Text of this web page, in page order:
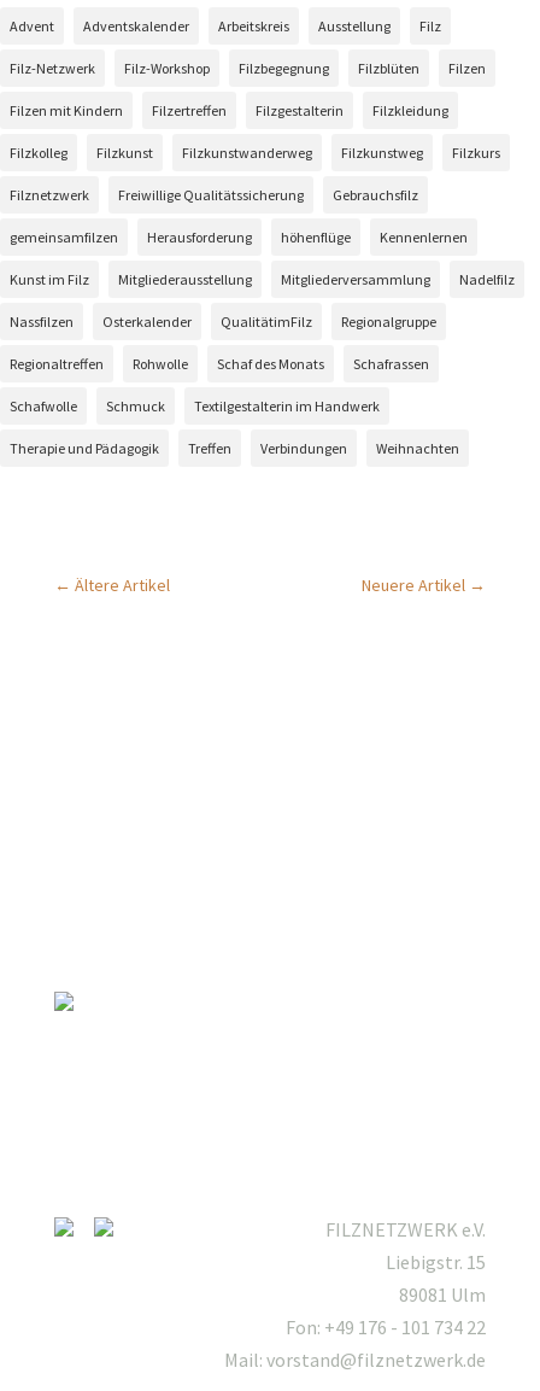
Advent Adventskalender Arbeitskreis Ausstellung Filz
Filz-Netzwerk Filz-Workshop Filzbegegnung Filzblüten Filzen
Filzen mit Kindern Filzertreffen Filzgestalterin Filzkleidung
Filzkolleg Filzkunst Filzkunstwanderweg Filzkunstweg Filzkurs
Filznetzwerk Freiwillige Qualitätssicherung Gebrauchsfilz
gemeinsamfilzen Herausforderung höhenflüge Kennenlernen
Kunst im Filz Mitgliederausstellung Mitgliederversammlung Nadelfilz
Nassfilzen Osterkalender QualitätimFilz Regionalgruppe
Regionaltreffen Rohwolle Schaf des Monats Schafrassen
Schafwolle Schmuck Textilgestalterin im Handwerk
Therapie und Pädagogik Treffen Verbindungen Weihnachten
← Ältere Artikel Neuere Artikel →
FILZNETZWERK e.V.
Liebigstr. 15
89081 Ulm
Fon: +49 176 - 101 734 22
Mail: vorstand@filznetzwerk.de